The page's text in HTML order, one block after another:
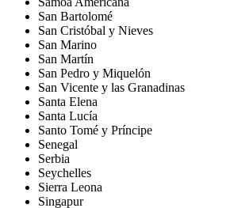
San Bartolomé
San Cristóbal y Nieves
San Marino
San Martín
San Pedro y Miquelón
San Vicente y las Granadinas
Santa Elena
Santa Lucía
Santo Tomé y Príncipe
Senegal
Serbia
Seychelles
Sierra Leona
Singapur